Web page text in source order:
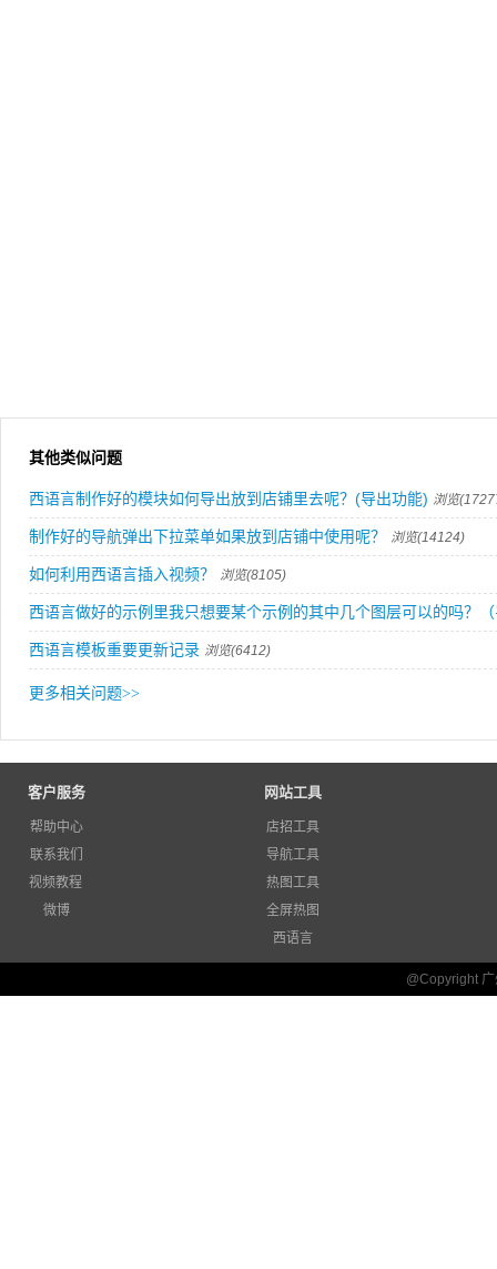
其他类似问题
西语言制作好的模块如何导出放到店铺里去呢？(导出功能) 浏览
制作好的导航弹出下拉菜单如果放到店铺中使用呢？ 浏览(14124)
如何利用西语言插入视频？ 浏览(8105)
西语言做好的示例里我只想要某个示例的其中几个图层可以的吗？
西语言模板重要更新记录 浏览(6412)
更多相关问题>>
客户服务 网站工具
帮助中心
联系我们
店招工具
导航工具
热图工具
全屏热图
西语言
微博
@Copyright
视频教程